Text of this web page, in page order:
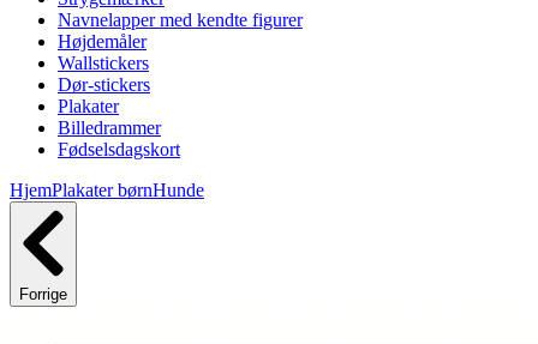
Navnelapper med kendte figurer
Højdemåler
Wallstickers
Dør-stickers
Plakater
Billedrammer
Fødselsdagskort
HjemPlakater børnHunde
Forrige